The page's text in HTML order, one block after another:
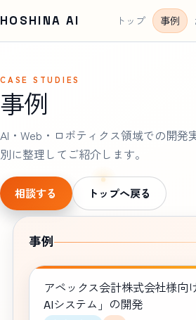
HOSHINA AI トップ 事例
CASE STUDIES
事例
AI・Web・ロボティクス領域での開発
別に整理してご紹介します。
相談する トップへ戻る
事例
アペックス会計株式会社様向
AIシステム」の開発